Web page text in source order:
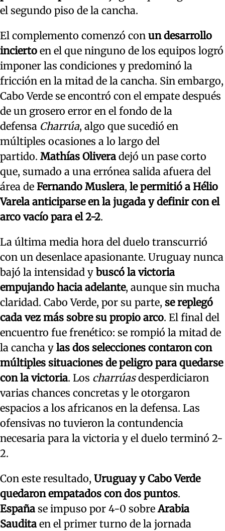
el segundo piso de la cancha.
El complemento comenzó con un desarrollo
incierto en el que ninguno de los equipos logró
imponer las condiciones y predominó la
fricción en la mitad de la cancha. Sin embargo,
Cabo Verde se encontró con el empate después
de un grosero error en el fondo de la
defensa Charrúa, algo que sucedió en
múltiples ocasiones a lo largo del
partido. Mathías Olivera dejó un pase corto
que, sumado a una errónea salida afuera del
área de Fernando Muslera, le permitió a Hélio
Varela anticiparse en la jugada y definir con el
arco vacío para el 2-2.
La última media hora del duelo transcurrió
con un desenlace apasionante. Uruguay nunca
bajó la intensidad y buscó la victoria
empujando hacia adelante, aunque sin mucha
claridad. Cabo Verde, por su parte, se replegó
cada vez más sobre su propio arco. El final del
encuentro fue frenético: se rompió la mitad de
la cancha y las dos selecciones contaron con
múltiples situaciones de peligro para quedarse
con la victoria. Los charrúasdesperdiciaron
varias chances concretas y le otorgaron
espacios a los africanos en la defensa. Las
ofensivas no tuvieron la contundencia
necesaria para la victoria y el duelo terminó 2-
2.
Con este resultado, Uruguay y Cabo Verde
quedaron empatados con dos puntos.
España se impuso por 4-0 sobreArabia
Saudita en el primer turno de la jornada